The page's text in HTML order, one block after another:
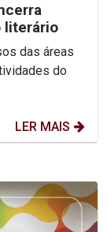
literário
das áreas
do
LER MAIS